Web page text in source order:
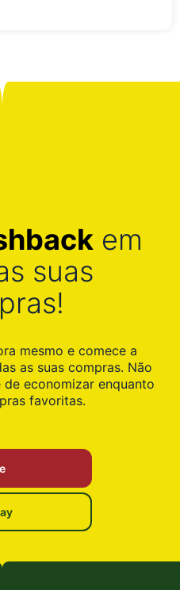
em
suas
mesmo e comece a
as suas compras. Não
economizar enquanto
favoritas.